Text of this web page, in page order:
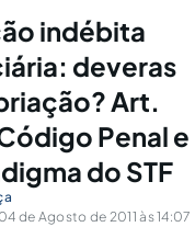
nos acuda!
indébita
deveras
Art.
Penal e
do STF
de Agosto de 2011 às 14:07